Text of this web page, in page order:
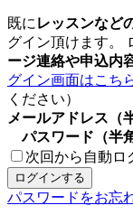
既に レッスンなど
グイン頂けます。
ージ連絡や申込内
グイン画面はこち
ください）
メールアドレス（
パスワード（半
次回から自動ロ
パスワードをお忘